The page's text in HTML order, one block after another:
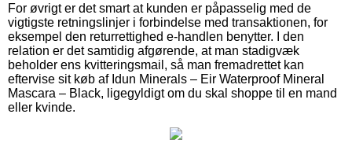
For øvrigt er det smart at kunden er påpasselig med de
vigtigste retningslinjer i forbindelse med transaktionen, for
eksempel den returrettighed e-handlen benytter. I den
relation er det samtidig afgørende, at man stadigvæk
beholder ens kvitteringsmail, så man fremadrettet kan
eftervise sit køb af Idun Minerals – Eir Waterproof Mineral
Mascara – Black, ligegyldigt om du skal shoppe til en mand
eller kvinde.